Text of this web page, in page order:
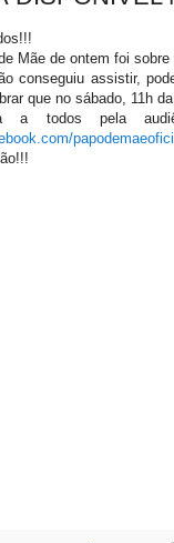
Mãe de ontem foi sobre
conseguiu assistir,
que no sábado, 11h
a todos pela